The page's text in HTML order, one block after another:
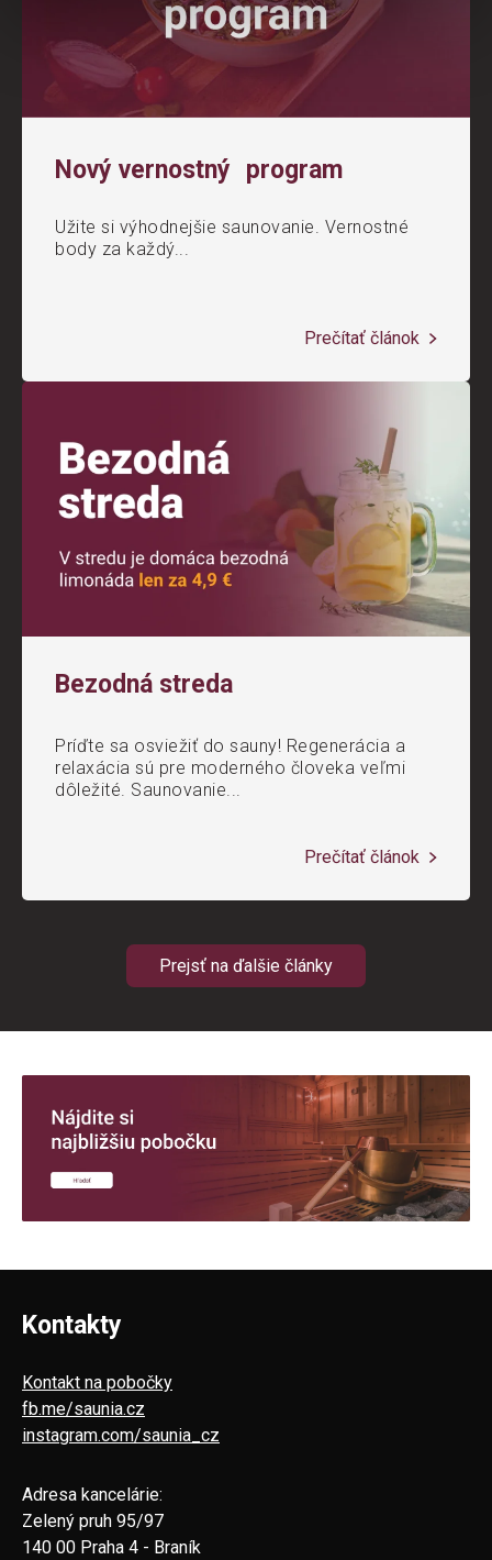
Nový vernostný program
Užite si výhodnejšie saunovanie. Vernostné
body za každý...
Prečítať článok
Bezodná streda
Príďte sa osviežiť do sauny! Regenerácia a
relaxácia sú pre moderného človeka veľmi
dôležité. Saunovanie...
Prečítať článok
Prejsť na ďalšie články
Kontakty
Kontakt na pobočky
fb.me/saunia.cz
instagram.com/saunia_cz
Adresa kancelárie:
Zelený pruh 95/97
140 00 Praha 4 - Braník